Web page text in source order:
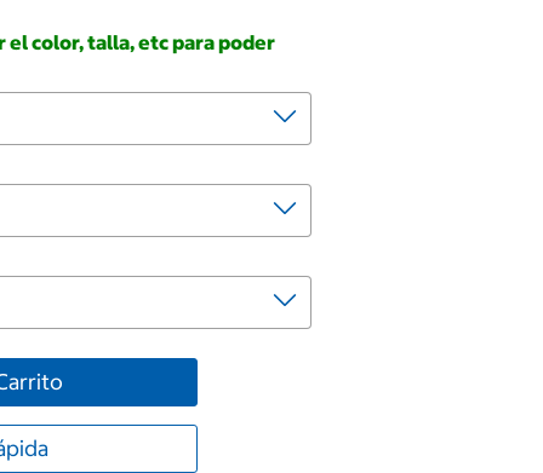
color, talla, etc para poder